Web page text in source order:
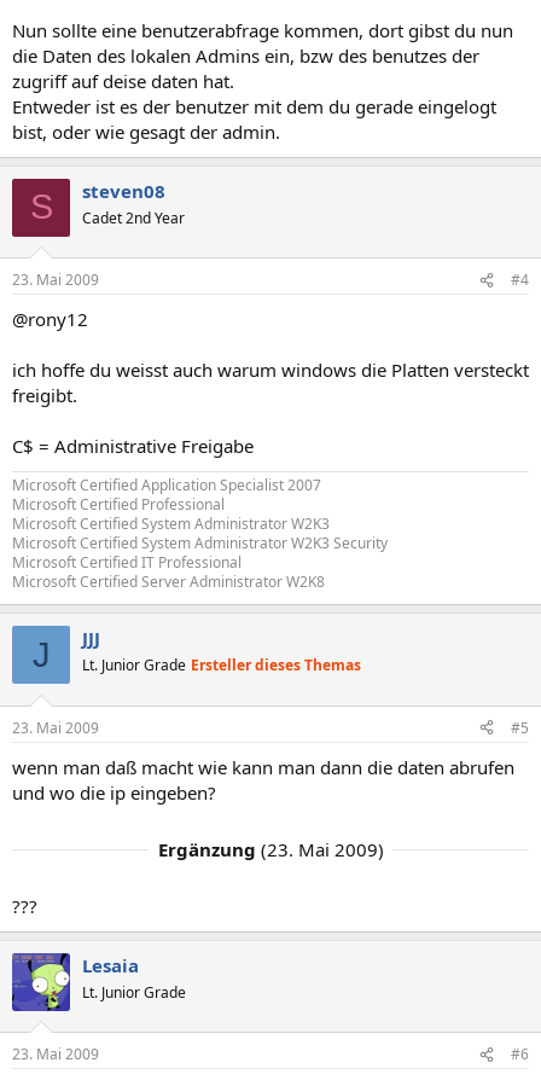
Nun sollte eine benutzerabfrage kommen, dort gibst du nun
die Daten des lokalen Admins ein, bzw des benutzes der
zugriff auf deise daten hat.
Entweder ist es der benutzer mit dem du gerade eingelogt
bist, oder wie gesagt der admin.
S steven08
Cadet 2nd Year
23. Mai 2009 #4
@rony12
ich hoffe du weisst auch warum windows die Platten versteckt
freigibt.
C$ = Administrative Freigabe
Microsoft Certified Application Specialist 2007
Microsoft Certified Professional
Microsoft Certified System Administrator W2K3
Microsoft Certified System Administrator W2K3 Security
Microsoft Certified IT Professional
Microsoft Certified Server Administrator W2K8
J JJJ
Lt. Junior Grade Ersteller dieses Themas
23. Mai 2009 #5
wenn man daß macht wie kann man dann die daten abrufen
und wo die ip eingeben?
Ergänzung (23. Mai 2009)
???
Lesaia
Lt. Junior Grade
23. Mai 2009 #6